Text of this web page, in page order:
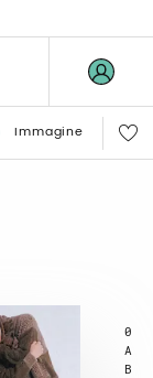
Immagine
0
A
B